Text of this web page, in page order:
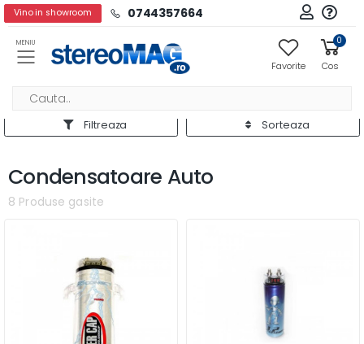
Vino in showroom 0744357664
MENIU
Favorite
0
Cos
Filtreaza Sorteaza
Condensatoare Auto
8 Produse gasite